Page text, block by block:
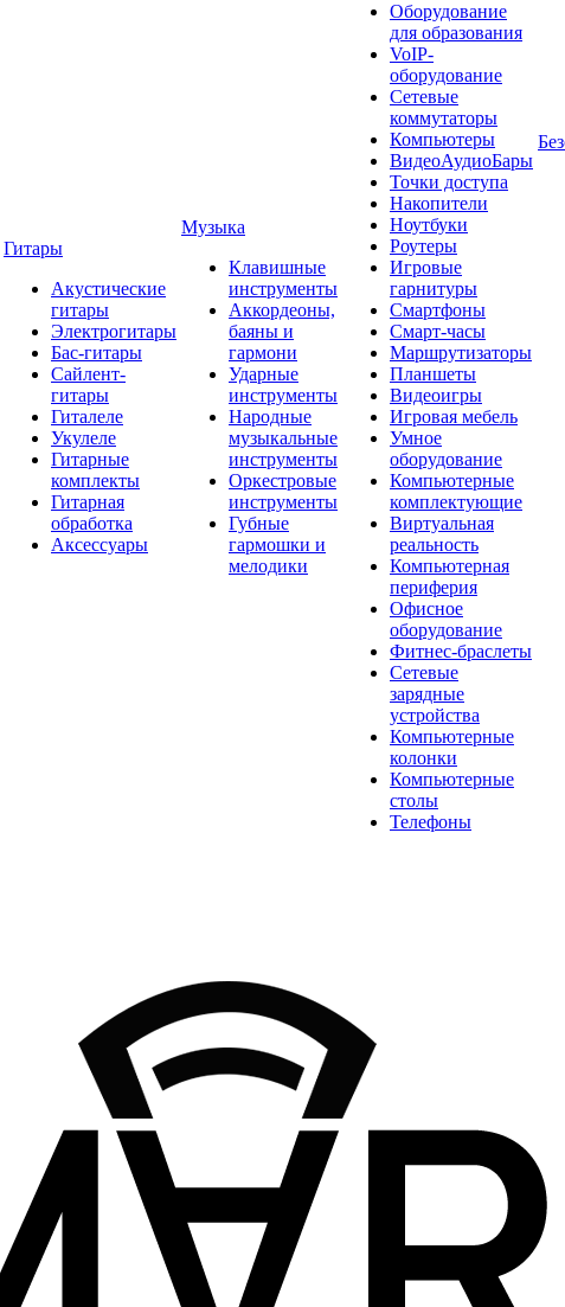
Гитары
Акустические
гитары
Электрогитары
Бас-гитары
Сайлент-
гитары
Гиталеле
Укулеле
Гитарные
комплекты
Гитарная
обработка
Аксессуары
Музыка
Клавишные
инструменты
Аккордеоны,
баяны и
гармони
Ударные
инструменты
Народные
музыкальные
инструменты
Оркестровые
инструменты
Губные
гармошки и
мелодики
Оборудование
для образования
VoIP-
оборудование
Сетевые
коммутаторы
Компьютеры
ВидеоАудиоБары
Точки доступа
Накопители
Ноутбуки
Роутеры
Игровые
гарнитуры
Смартфоны
Смарт-часы
Маршрутизаторы
Планшеты
Видеоигры
Игровая мебель
Умное
оборудование
Компьютерные
комплектующие
Виртуальная
реальность
Компьютерная
периферия
Офисное
оборудование
Фитнес-браслеты
Сетевые
зарядные
устройства
Компьютерные
колонки
Компьютерные
столы
Телефоны